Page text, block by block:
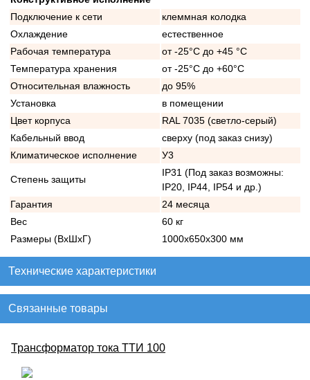
Подключение к сети
клеммная колодка
Охлаждение
естественное
Рабочая температура
от -25°C до +45 °C
Температура хранения
от -25°C до +60°C
Относительная влажность
до 95%
Установка
в помещении
Цвет корпуса
RAL 7035 (светло-серый)
Кабельный ввод
сверху (под заказ снизу)
Климатическое исполнение
У3
Степень защиты
IP31 (Под заказ возможны:
IP20, IP44, IP54 и др.)
Гарантия
24 месяца
Вес
60 кг
Размеры (ВхШхГ)
1000х650х300 мм
Технические характеристики
Связанные товары
Трансформатор тока ТТИ 100